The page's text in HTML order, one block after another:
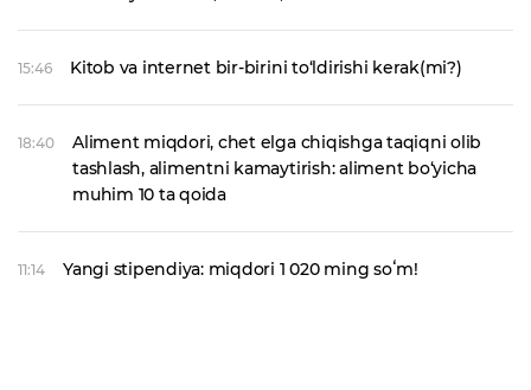
15:46 Kitob va internet bir-birini to‘ldirishi kerak(mi?)
18:40
Aliment miqdori, chet elga chiqishga taqiqni olib
tashlash, alimentni kamaytirish: aliment bo‘yicha
muhim 10 ta qoida
11:14 Yangi stipendiya: miqdori 1 020 ming soʻm!